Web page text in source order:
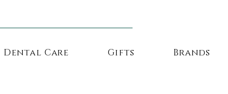
Dental Care Gifts Brands